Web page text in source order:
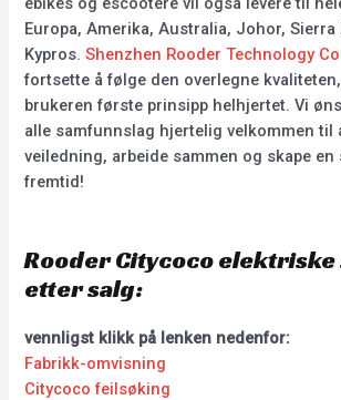
Europa, Amerika, Australia, Johor, Sierra
Kypros.Shenzhen Rooder Technology
fortsette å følge den overlegne
brukeren første prinsipp helhjertet. Vi
alle samfunnslag hjertelig velkommen til
veiledning, arbeide sammen og skape en
fremtid!
Rooder Citycoco
etter salg:
vennligst klikk på lenken nedenfor:
Fabrikk-omvisning
Citycoco feilsøking